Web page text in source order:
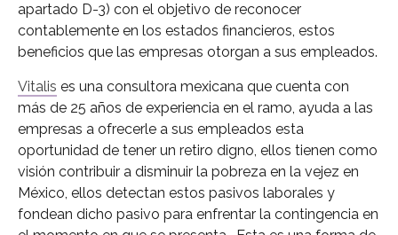
apartado D-3) con el objetivo de reconocer
contablemente en los estados financieros, estos
beneficios que las empresas otorgan a sus empleados.
Vitalis es una consultora mexicana que cuenta con
más de 25 años de experiencia en el ramo, ayuda a las
empresas a ofrecerle a sus empleados esta
oportunidad de tener un retiro digno, ellos tienen como
visión contribuir a disminuir la pobreza en la vejez en
México, ellos detectan estos pasivos laborales y
fondean dicho pasivo para enfrentar la contingencia en